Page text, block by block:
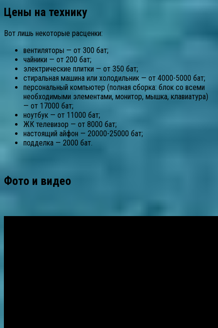
Цены на технику
Вот лишь некоторые расценки:
вентиляторы — от 300 бат;
чайники — от 200 бат;
электрические плитки — от 350 бат;
стиральная машина или холодильник — от 4000-5000 бат;
персональный компьютер (полная сборка: блок со всеми
необходимыми элементами, монитор, мышка, клавиатура)
— от 17000 бат;
ноутбук — от 11000 бат;
ЖК телевизор — от 8000 бат;
настоящий айфон — 20000-25000 бат;
подделка — 2000 бат.
Фото и видео